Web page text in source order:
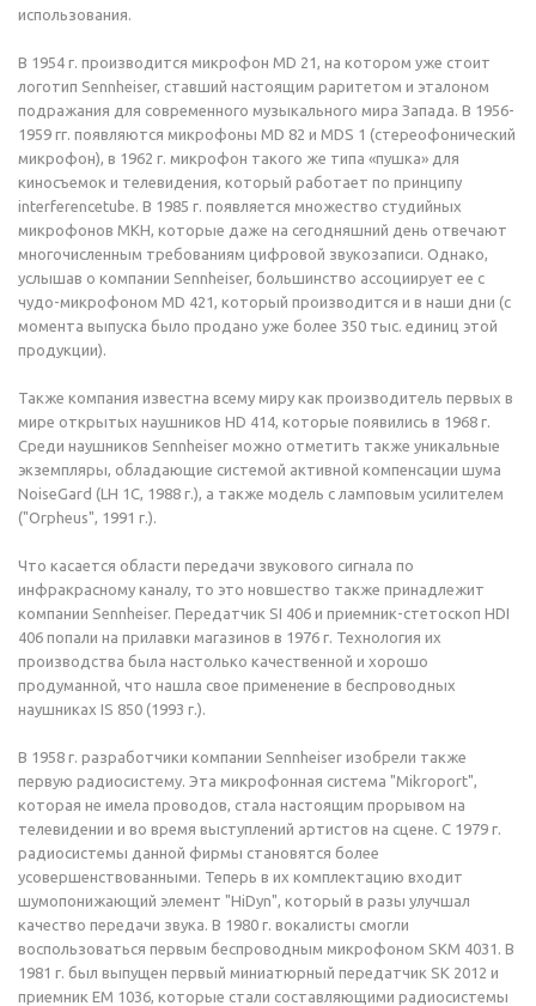
использования.
В 1954 г. производится микрофон MD 21, на котором уже стоит
логотип Sennheiser, ставший настоящим раритетом и эталоном
подражания для современного музыкального мира Запада. В 1956-
1959 гг. появляются микрофоны MD 82 и MDS 1 (стереофонический
микрофон), в 1962 г. микрофон такого же типа «пушка» для
киносъемок и телевидения, который работает по принципу
interferencetube. В 1985 г. появляется множество студийных
микрофонов МКН, которые даже на сегодняшний день отвечают
многочисленным требованиям цифровой звукозаписи. Однако,
услышав о компании Sennheiser, большинство ассоциирует ее с
чудо-микрофоном MD 421, который производится и в наши дни (с
момента выпуска было продано уже более 350 тыс. единиц этой
продукции).
Также компания известна всему миру как производитель первых в
мире открытых наушников HD 414, которые появились в 1968 г.
Среди наушников Sennheiser можно отметить также уникальные
экземпляры, обладающие системой активной компенсации шума
NoiseGard (LH 1C, 1988 г.), а также модель с ламповым усилителем
("Orpheus", 1991 г.).
Что касается области передачи звукового сигнала по
инфракрасному каналу, то это новшество также принадлежит
компании Sennheiser. Передатчик SI 406 и приемник-стетоскоп HDI
406 попали на прилавки магазинов в 1976 г. Технология их
производства была настолько качественной и хорошо
продуманной, что нашла свое применение в беспроводных
наушниках IS 850 (1993 г.).
В 1958 г. разработчики компании Sennheiser изобрели также
первую радиосистему. Эта микрофонная система "Mikroport",
которая не имела проводов, стала настоящим прорывом на
телевидении и во время выступлений артистов на сцене. С 1979 г.
радиосистемы данной фирмы становятся более
усовершенствованными. Теперь в их комплектацию входит
шумопонижающий элемент "HiDyn", который в разы улучшал
качество передачи звука. В 1980 г. вокалисты смогли
воспользоваться первым беспроводным микрофоном SKM 4031. В
1981 г. был выпущен первый миниатюрный передатчик SK 2012 и
приемник EM 1036, которые стали составляющими радиосистемы